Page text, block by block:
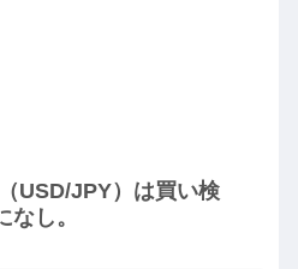
USD/JPY）は買い検
し。